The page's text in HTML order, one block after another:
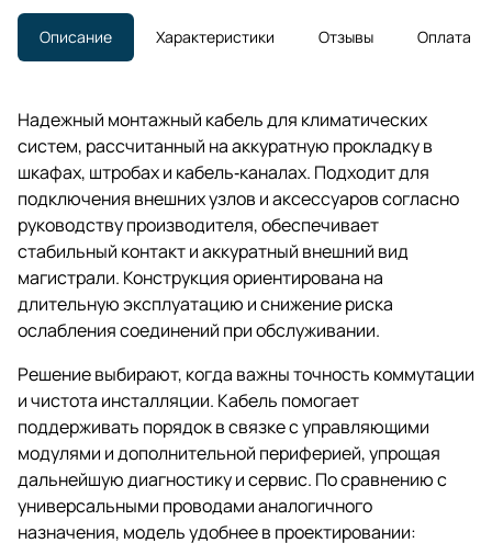
Описание Характеристики Отзывы Оплата
Надежный монтажный кабель для климатических
систем, рассчитанный на аккуратную прокладку в
шкафах, штробах и кабель‑каналах. Подходит для
подключения внешних узлов и аксессуаров согласно
руководству производителя, обеспечивает
стабильный контакт и аккуратный внешний вид
магистрали. Конструкция ориентирована на
длительную эксплуатацию и снижение риска
ослабления соединений при обслуживании.
Решение выбирают, когда важны точность коммутации
и чистота инсталляции. Кабель помогает
поддерживать порядок в связке с управляющими
модулями и дополнительной периферией, упрощая
дальнейшую диагностику и сервис. По сравнению с
универсальными проводами аналогичного
назначения, модель удобнее в проектировании: